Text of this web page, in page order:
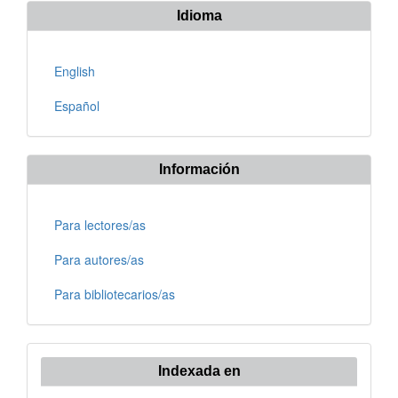
Idioma
English
Español
Información
Para lectores/as
Para autores/as
Para bibliotecarios/as
Indexada en